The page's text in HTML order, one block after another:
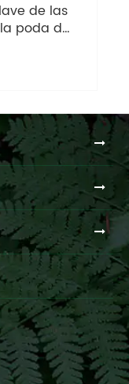
de las
poda de